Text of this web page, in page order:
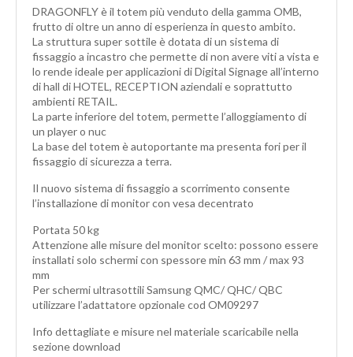
DRAGONFLY è il totem più venduto della gamma OMB,
frutto di oltre un anno di esperienza in questo ambito.
La struttura super sottile è dotata di un sistema di
fissaggio a incastro che permette di non avere viti a vista e
lo rende ideale per applicazioni di Digital Signage all’interno
di hall di HOTEL, RECEPTION aziendali e soprattutto
ambienti RETAIL.
La parte inferiore del totem, permette l’alloggiamento di
un player o nuc
La base del totem è autoportante ma presenta fori per il
fissaggio di sicurezza a terra.
Il nuovo sistema di fissaggio a scorrimento consente
l’installazione di monitor con vesa decentrato
Portata 50 kg
Attenzione alle misure del monitor scelto: possono essere
installati solo schermi con spessore min 63 mm / max 93
mm
Per schermi ultrasottili Samsung QMC/ QHC/ QBC
utilizzare l’adattatore opzionale cod OM09297
Info dettagliate e misure nel materiale scaricabile nella
sezione download